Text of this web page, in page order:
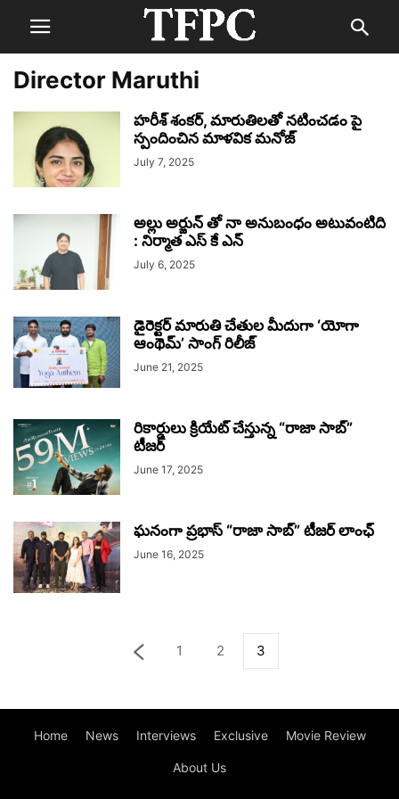
Director Maruthi
హరీశ్‌ శంకర్‌, మారుతిలతో నటించడం పై
స్పందించిన మాళవిక మనోజ్‌
July 7, 2025
అల్లు అర్జున్ తో నా అనుబంధం అటువంటిది
: నిర్మాత ఎస్ కే ఎన్
July 6, 2025
డైరెక్టర్ మారుతి చేతుల మీదుగా ‘యోగా
ఆంథెమ్’ సాంగ్ రిలీజ్
June 21, 2025
రికార్డులు క్రియేట్ చేస్తున్న “రాజా సాబ్”
టీజర్
June 17, 2025
ఘనంగా ప్రభాస్ “రాజా సాబ్” టీజర్ లాంఛ్
June 16, 2025
1 2 3
Home News Interviews Exclusive Movie Review
About Us